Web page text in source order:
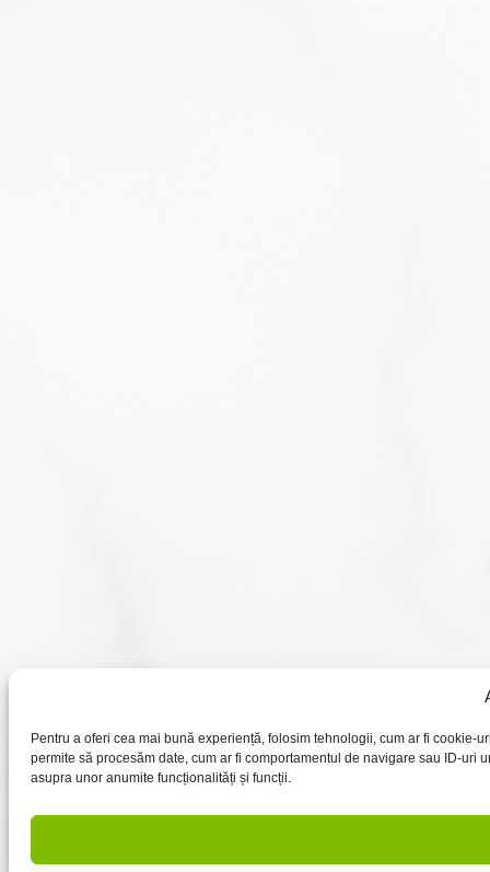
Pentru a oferi cea mai bună experiență, folosim tehnologii, cum ar fi
permite să procesăm date, cum ar fi comportamentul de navigare sau ID-
asupra unor anumite funcționalități și funcții.